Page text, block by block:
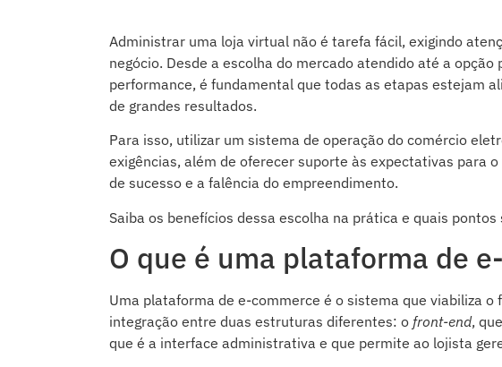
Administrar uma loja virtual não é tarefa fácil, exigindo
negócio. Desde a escolha do mercado atendido até a
performance, é fundamental que todas as etapas estejam
de grandes resultados.
Para isso, utilizar um sistema de operação do comércio
exigências, além de oferecer suporte às expectativas para
de sucesso e a falência do empreendimento.
Saiba os benefícios dessa escolha na prática e quais
O que é uma plataforma de
Uma plataforma de e-commerce é o sistema que viabiliza
integração entre duas estruturas diferentes: o front-end,
que é a interface administrativa e que permite ao lojista